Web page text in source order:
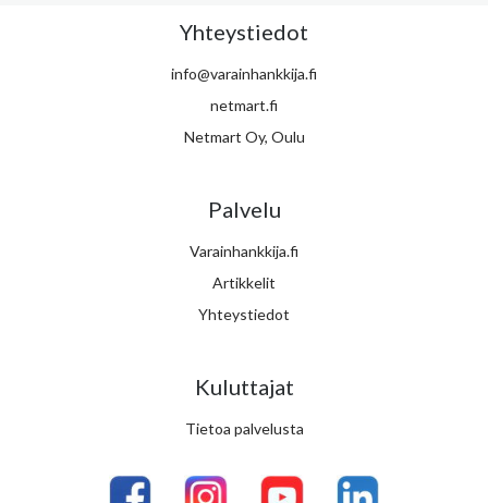
Yhteystiedot
info@varainhankkija.fi
netmart.fi
Netmart Oy, Oulu
Palvelu
Varainhankkija.fi
Artikkelit
Yhteystiedot
Kuluttajat
Tietoa palvelusta